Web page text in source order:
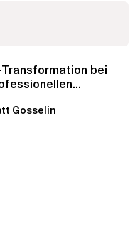
Transformation bei
Gosselin